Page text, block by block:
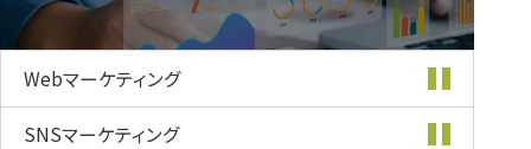
Webマーケティング
SNSマーケティング